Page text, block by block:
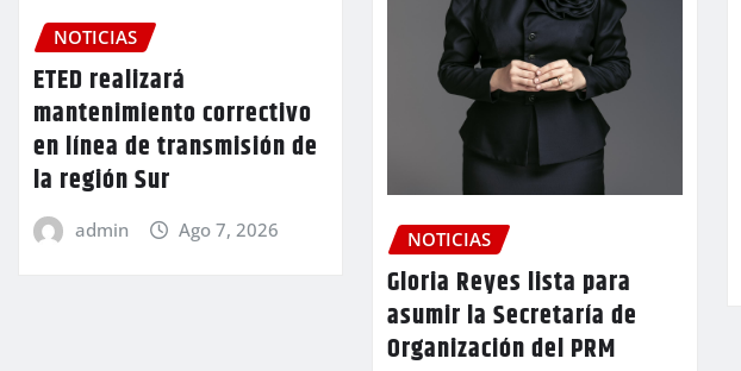
NOTICIAS
ETED realizará
mantenimiento correctivo
en línea de transmisión de
la región Sur
admin Ago 7, 2026 NOTICIAS
Gloria Reyes lista para
asumir la Secretaría de
Organización del PRM